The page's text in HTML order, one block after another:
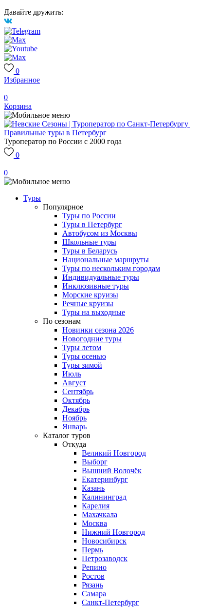
Давайте дружить:
0
Избранное
0
Корзина
Туроператор по России с 2000 года
0
0
Туры
Популярное
Туры по России
Туры в Петербург
Автобусом из Москвы
Школьные туры
Туры в Беларусь
Национальные маршруты
Туры по нескольким городам
Индивидуальные туры
Инклюзивные туры
Морские круизы
Речные круизы
Туры на выходные
По сезонам
Новинки сезона 2026
Новогодние туры
Туры летом
Туры осенью
Туры зимой
Июль
Август
Сентябрь
Октябрь
Декабрь
Ноябрь
Январь
Каталог туров
Откуда
Великий Новгород
Выборг
Вышний Волочёк
Екатеринбург
Казань
Калининград
Карелия
Махачкала
Москва
Нижний Новгород
Новосибирск
Пермь
Петрозаводск
Репино
Ростов
Рязань
Самара
Санкт-Петербург